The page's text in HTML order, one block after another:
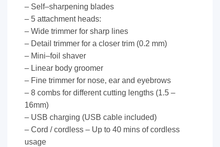
– Self–sharpening blades
– 5 attachment heads:
– Wide trimmer for sharp lines
– Detail trimmer for a closer trim (0.2 mm)
– Mini–foil shaver
– Linear body groomer
– Fine trimmer for nose, ear and eyebrows
– 8 combs for different cutting lengths (1.5 –
16mm)
– USB charging (USB cable included)
– Cord / cordless – Up to 40 mins of cordless
usage